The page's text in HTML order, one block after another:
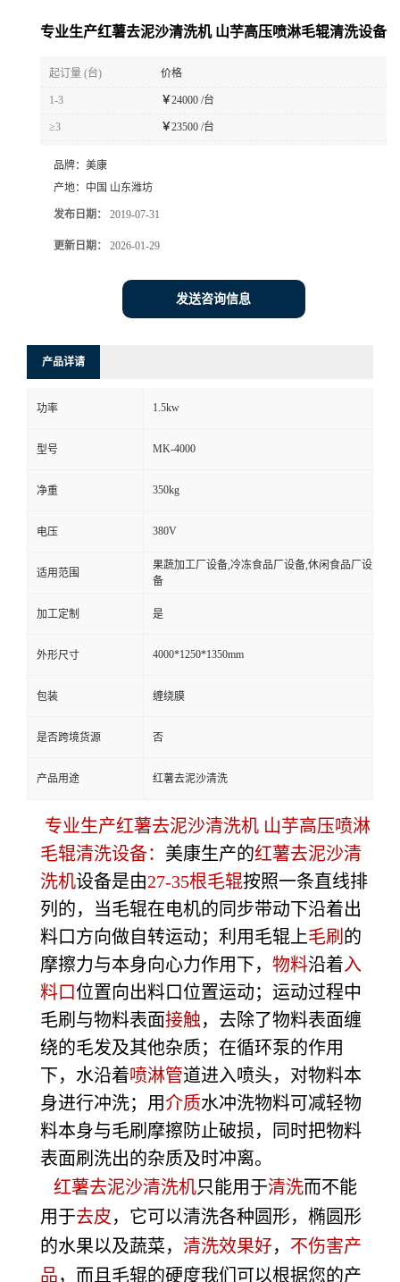
专业生产红薯去泥沙清洗机 山芋高压喷淋毛辊清洗设备
起订量 (台) 价格
1-3 ￥24000 /台
≥3 ￥23500 /台
品牌： 美康
产地： 中国 山东潍坊
发布日期： 2019-07-31
更新日期： 2026-01-29
发送咨询信息
产品详请
功率 1.5kw
型号 MK-4000
净重 350kg
电压 380V
适用范围
果蔬加工厂设备,冷冻食品厂设备,休闲食品厂设
备
加工定制 是
外形尺寸 4000*1250*1350mm
包装 缠绕膜
是否跨境货源 否
产品用途 红薯去泥沙清洗
专业生产红薯去泥沙清洗机 山芋高压喷淋
毛辊清洗设备： 美康生产的红薯去泥沙清
洗机设备是由27-35根毛辊按照一条直线排
列的，当毛辊在电机的同步带动下沿着出
料口方向做自转运动；利用毛辊上毛刷 的
摩擦力与本身向心力作用下， 物料沿着入
料口位置向出料口位置运动；运动过程中
毛刷与物料表面接触，去除了物料表面缠
绕的毛发及其他杂质；在循环泵的作用
下，水沿着喷淋管道进入喷头，对物料本
身进行冲洗；用介质水冲洗物料可减轻物
料本身与毛刷摩擦防止破损，同时把物料
表面刷洗出的杂质及时冲离。
红薯去泥沙清洗机只能用于清洗而不能
用于去皮，它可以清洗各种圆形，椭圆形
的水果以及蔬菜， 清洗效果好， 不伤害产
品，而且毛辊的硬度我们可以根据您的产